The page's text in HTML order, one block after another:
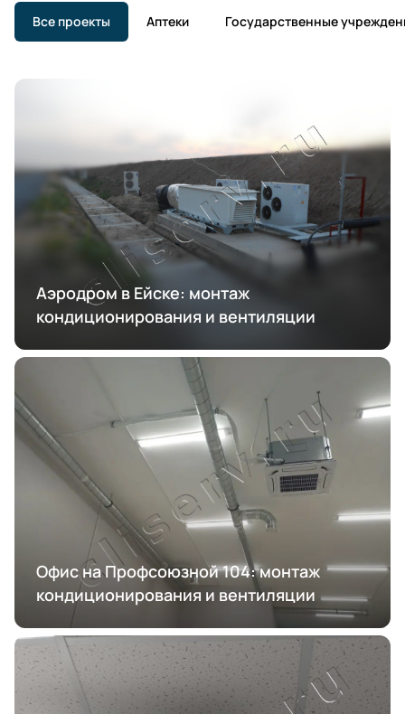
Все проекты Аптеки Государственные
Аэродром в Ейске: монтаж
кондиционирования и вентиляции
Офис на Профсоюзной 104: монтаж
кондиционирования и вентиляции